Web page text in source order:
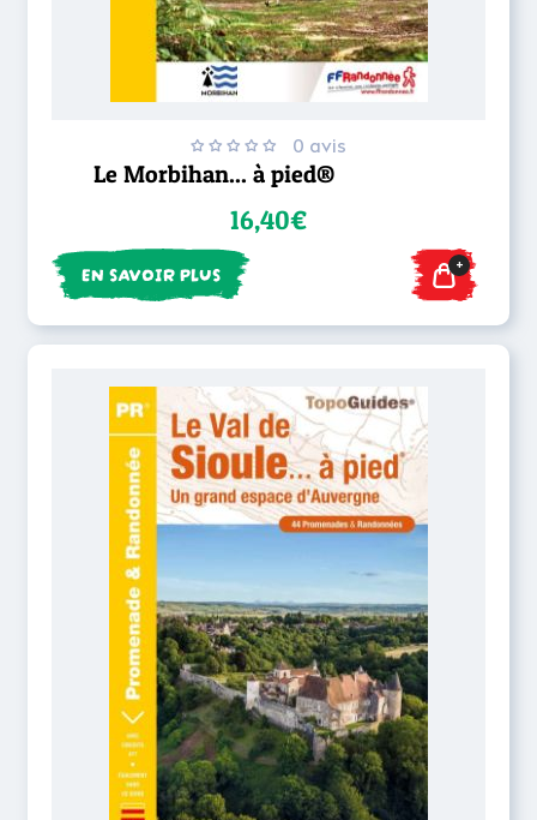
0 avis
Le Morbihan... à pied®
16,40€
EN SAVOIR PLUS +